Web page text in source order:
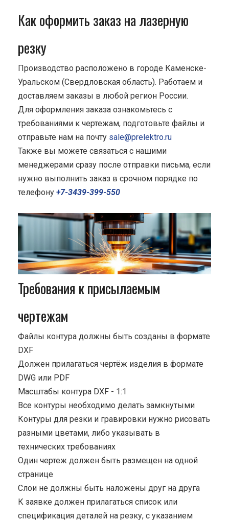
Как оформить заказ на лазерную
резку
Производство расположено в городе Каменске-
Уральском (Свердловская область). Работаем и
доставляем заказы в любой регион России.
Для оформления заказа ознакомьтесь с
требованиями к чертежам, подготовьте файлы и
отправьте нам на почту sale@prelektro.ru
Также вы можете связаться с нашими
менеджерами сразу после отправки письма, если
нужно выполнить заказ в срочном порядке по
телефону +7-3439-399-550
Требования к присылаемым
чертежам
Файлы контура должны быть созданы в формате
DXF
Должен прилагаться чертёж изделия в формате
DWG или PDF
Масштабы контура DXF - 1:1
Все контуры необходимо делать замкнутыми
Контуры для резки и гравировки нужно рисовать
разными цветами, либо указывать в
технических требованиях
Один чертеж должен быть размещен на одной
странице
Cлои не должны быть наложены друг на друга
К заявке должен прилагаться список или
спецификация деталей на резку, с указанием